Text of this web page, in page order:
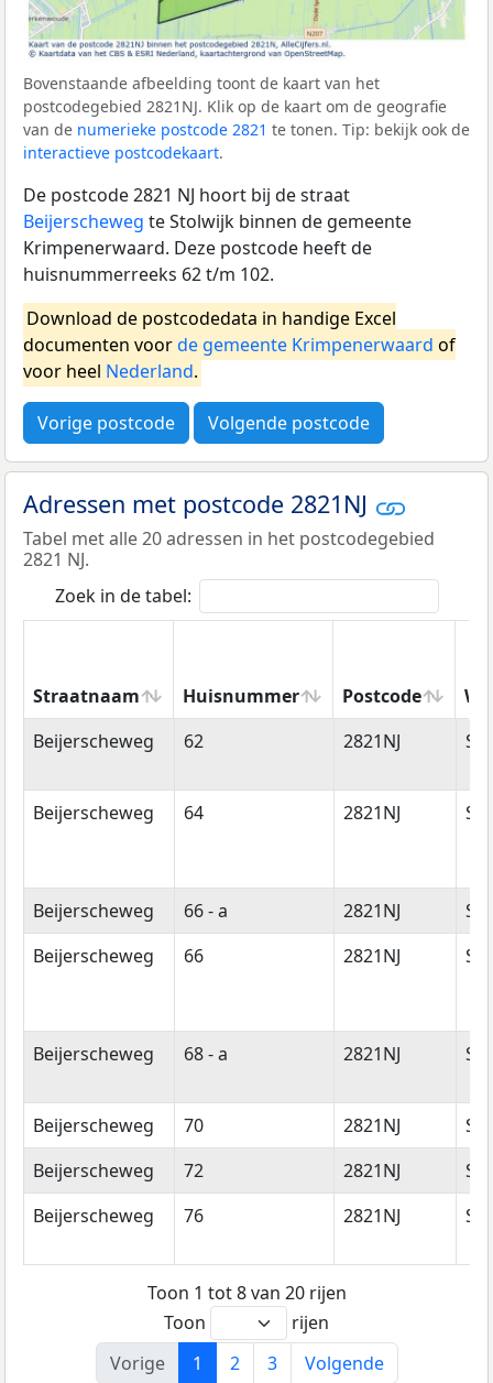
Bovenstaande afbeelding toont de kaart van het
postcodegebied 2821NJ. Klik op de kaart om de geografie
van de numerieke postcode 2821 te tonen. Tip: bekijk ook de
interactieve postcodekaart.
De postcode 2821 NJ hoort bij de straat
Beijerscheweg te Stolwijk binnen de gemeente
Krimpenerwaard. Deze postcode heeft de
huisnummerreeks 62 t/m 102.
Download de postcodedata in handige Excel
documenten voorde gemeente Krimpenerwaard of
voor heel Nederland.
Vorige postcode Volgende postcode
Adressen met postcode 2821NJ
Tabel met alle 20 adressen in het postcodegebied
2821 NJ.
Zoek in de tabel:
Straatnaam Huisnummer Postcode
Straatnaam
Huisnummer Postcode
Beijerscheweg 62 2821NJ
Beijerscheweg 64 2821NJ
Beijerscheweg 66 - a 2821NJ
Beijerscheweg
66 2821NJ
Beijerscheweg 68 - a 2821NJ
Beijerscheweg 70 2821NJ
Beijerscheweg
72 2821NJ
Beijerscheweg
76 2821NJ
Toon 1 tot 8 van 20 rijen
Toon
rijen
Vorige
1 2 3 Volgende